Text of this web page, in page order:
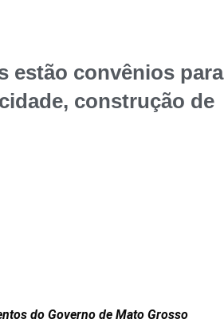
estão convênios para
construção de
do Governo de Mato Grosso